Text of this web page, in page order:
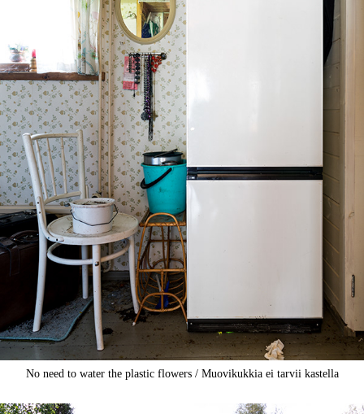
No need to water the plastic flowers / Muovikukkia ei tarvii kastella